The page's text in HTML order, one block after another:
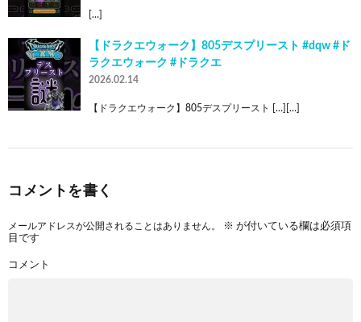
[…]
【ドラクエウォーク】805デスプリースト #dqw #ド
ラクエウォーク #ドラクエ
2026.02.14
【ドラクエウォーク】805デスプリースト […][…]
コメントを書く
メールアドレスが公開されることはありません。 ※ が付いている欄は必須項
目です
コメント